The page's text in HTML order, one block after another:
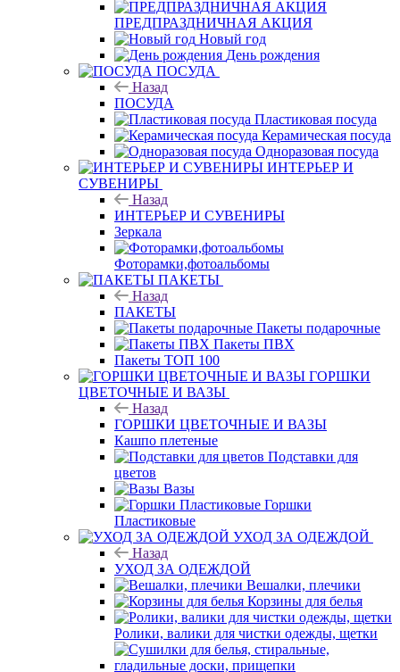
ПРЕДПРАЗДНИЧНАЯ АКЦИЯ
Новый год
День рождения
ПОСУДА
Назад
ПОСУДА
Пластиковая посуда
Керамическая посуда
Одноразовая посуда
ИНТЕРЬЕР И
СУВЕНИРЫ
Назад
ИНТЕРЬЕР И СУВЕНИРЫ
Зеркала
Фоторамки,фотоальбомы
ПАКЕТЫ
Назад
ПАКЕТЫ
Пакеты подарочные
Пакеты ПВХ
Пакеты ТОП 100
ГОРШКИ
ЦВЕТОЧНЫЕ И ВАЗЫ
Назад
ГОРШКИ ЦВЕТОЧНЫЕ И ВАЗЫ
Кашпо плетеные
Подставки для
цветов
Вазы
Горшки
Пластиковые
УХОД ЗА ОДЕЖДОЙ
Назад
УХОД ЗА ОДЕЖДОЙ
Вешалки, плечики
Корзины для белья
Ролики, валики для чистки одежды, щетки